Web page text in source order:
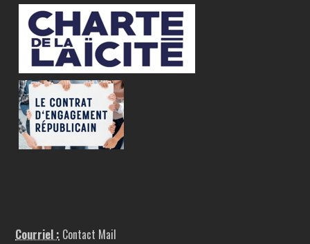
Courriel : Contact Mail